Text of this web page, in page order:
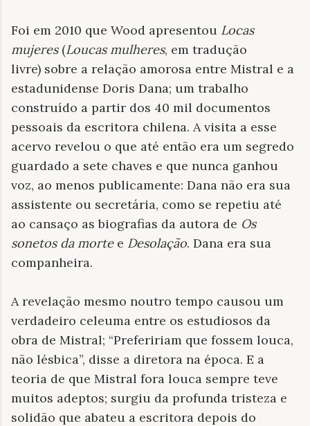
Foi em 2010 que Wood apresentou Locas
mujeres (Loucas mulheres, em tradução
livre) sobre a relação amorosa entre Mistral e a
estadunidense Doris Dana; um trabalho
construído a partir dos 40 mil documentos
pessoais da escritora chilena. A visita a esse
acervo revelou o que até então era um segredo
guardado a sete chaves e que nunca ganhou
voz, ao menos publicamente: Dana não era sua
assistente ou secretária, como se repetiu até
ao cansaço as biografias da autora de Os
sonetos da morte e Desolação. Dana era sua
companheira.
A revelação mesmo noutro tempo causou um
verdadeiro celeuma entre os estudiosos da
obra de Mistral; “Prefeririam que fossem louca,
não lésbica”, disse a diretora na época. E a
teoria de que Mistral fora louca sempre teve
muitos adeptos; surgiu da profunda tristeza e
solidão que abateu a escritora depois do